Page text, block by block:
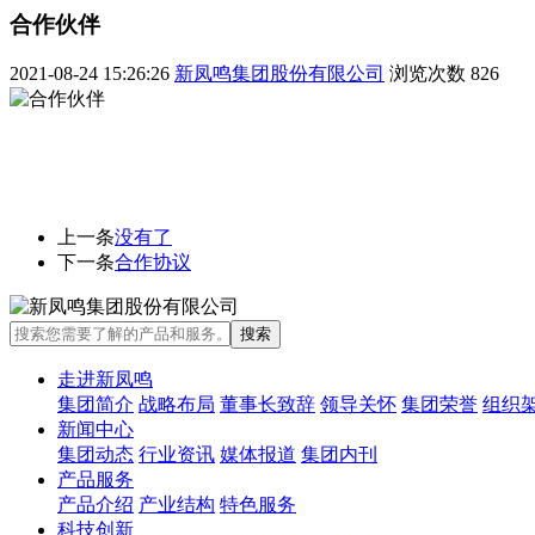
合作伙伴
2021-08-24 15:26:26 新凤鸣集团股份有限公司 浏览次数 826
上一条没有了
下一条合作协议
走进新凤鸣
集团简介 战略布局 董事长致辞 领导关怀 集团荣誉 组织
新闻中心
集团动态 行业资讯 媒体报道 集团内刊
产品服务
产品介绍 产业结构 特色服务
科技创新